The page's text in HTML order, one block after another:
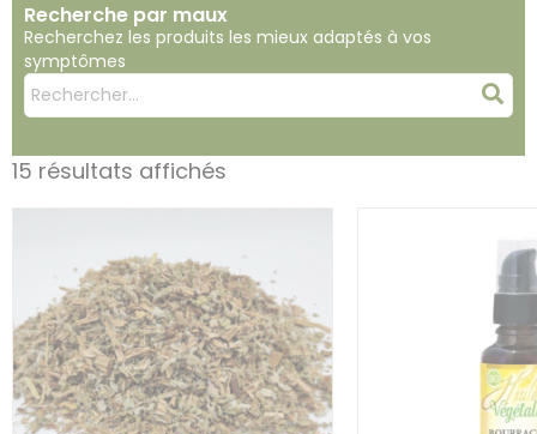
Recherche par maux
Recherchez les produits les mieux adaptés à vos
symptômes
Mots
clés
:
15 résultats affichés